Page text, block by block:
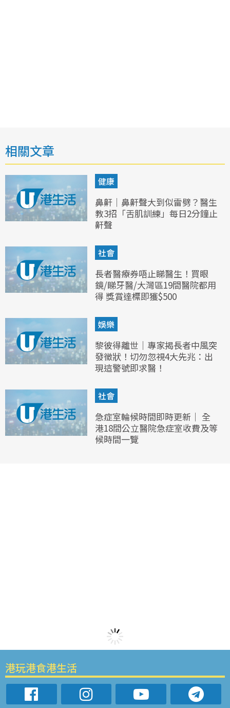
相關文章
健康
鼻鼾｜鼻鼾聲大到似雷劈？醫生
教3招「舌肌訓練」每日2分鐘止
鼾聲
社會
長者醫療券唔止睇醫生！買眼
鏡/睇牙醫/大灣區19間醫院都用
得 獎賞達標即獲$500
娛樂
黎彼得離世｜專家揭長者中風突
發徵狀！切勿忽視4大先兆：出
現這警號即求醫！
社會
急症室輪候時間即時更新｜ 全
港18間公立醫院急症室收費及等
候時間一覽
港玩港食港生活